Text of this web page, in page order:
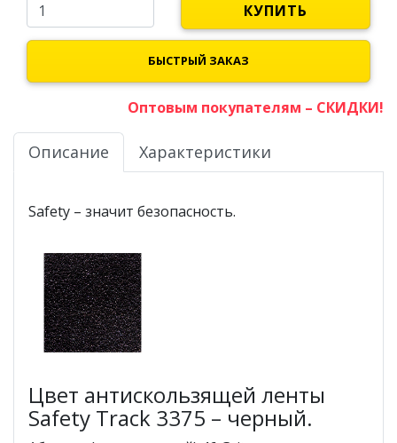
КУПИТЬ
БЫСТРЫЙ ЗАКАЗ
Оптовым покупателям – СКИДКИ!
Описание Характеристики
Safety – значит безопасность.
Цвет антискользящей ленты
Safety Track 3375 – черный.